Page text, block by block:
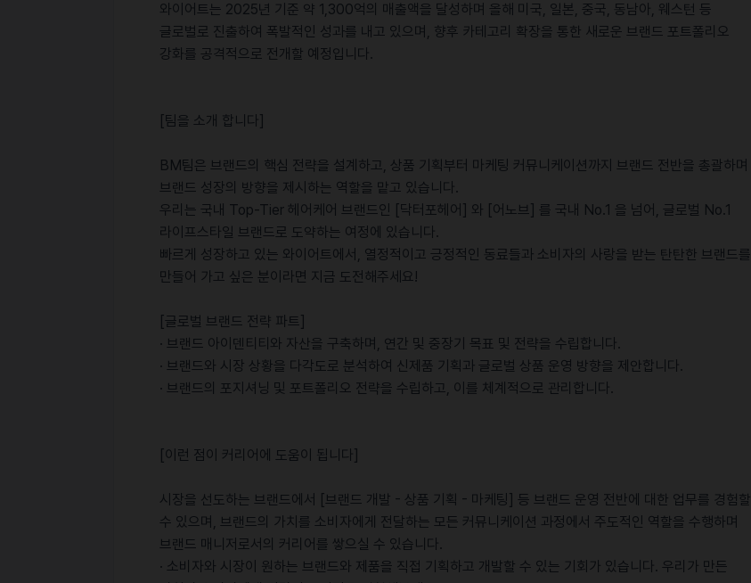
와이어트는 2025년 기준 약 1,300억의 매출액을 달성하며 올해 미국, 일본, 중국, 동남아, 웨스턴 등
글로벌로 진출하여 폭발적인 성과를 내고 있으며, 향후 카테고리 확장을 통한 새로운 브랜드 포트폴리오
강화를 공격적으로 전개할 예정입니다.
[팀을 소개 합니다]
BM팀은 브랜드의 핵심 전략을 설계하고, 상품 기획부터 마케팅 커뮤니케이션까지 브랜드 전반을 총괄하며
브랜드 성장의 방향을 제시하는 역할을 맡고 있습니다.
우리는 국내 Top-Tier 헤어케어 브랜드인 [닥터포헤어] 와 [어노브] 를 국내 No.1 을 넘어, 글로벌 No.1
라이프스타일 브랜드로 도약하는 여정에 있습니다.
빠르게 성장하고 있는 와이어트에서, 열정적이고 긍정적인 동료들과 소비자의 사랑을 받는 탄탄한 브랜드를
만들어 가고 싶은 분이라면 지금 도전해주세요!
[글로벌 브랜드 전략 파트]
· 브랜드 아이덴티티와 자산을 구축하며, 연간 및 중장기 목표 및 전략을 수립합니다.
· 브랜드와 시장 상황을 다각도로 분석하여 신제품 기획과 글로벌 상품 운영 방향을 제안합니다.
· 브랜드의 포지셔닝 및 포트폴리오 전략을 수립하고, 이를 체계적으로 관리합니다.
[이런 점이 커리어에 도움이 됩니다]
시장을 선도하는 브랜드에서 [브랜드 개발 - 상품 기획 - 마케팅] 등 브랜드 운영 전반에 대한 업무를 경험할
수 있으며, 브랜드의 가치를 소비자에게 전달하는 모든 커뮤니케이션 과정에서 주도적인 역할을 수행하며
브랜드 매니저로서의 커리어를 쌓으실 수 있습니다.
· 소비자와 시장이 원하는 브랜드와 제품을 직접 기획하고 개발할 수 있는 기회가 있습니다. 우리가 만든